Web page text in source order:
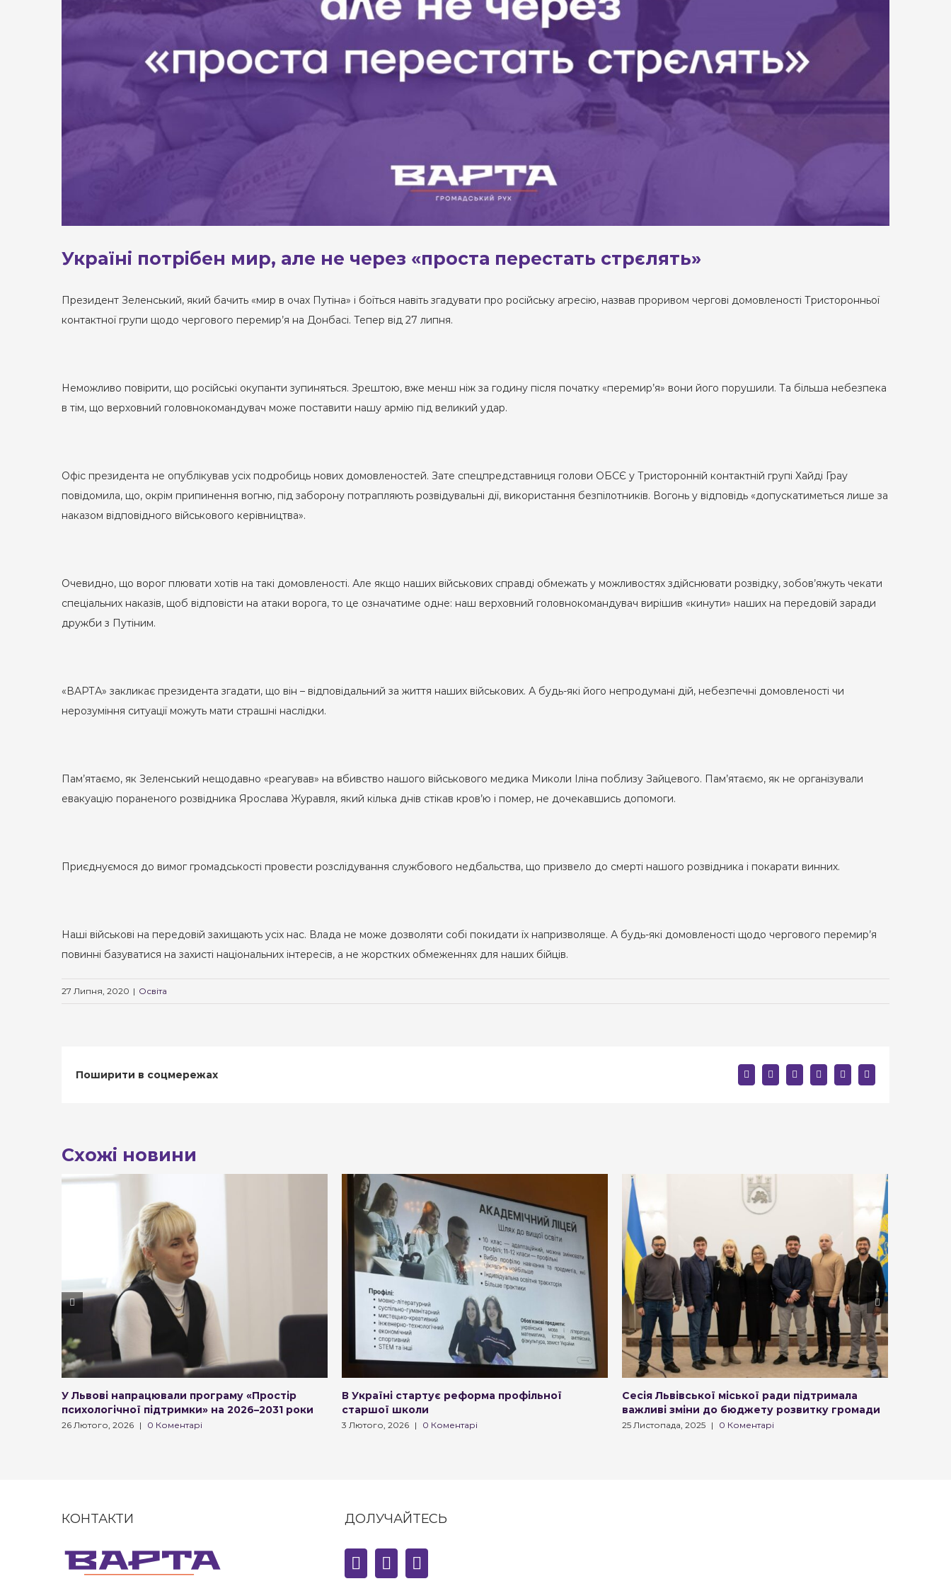
Україні потрібен мир, але не через «проста перестать стрєлять»
Президент Зеленський, який бачить «мир в очах Путіна» і боїться навіть згадувати про російську агресію, назвав проривом чергові домовленості Тристоронньої
контактної групи щодо чергового перемир’я на Донбасі. Тепер від 27 липня.
Неможливо повірити, що російські окупанти зупиняться. Зрештою, вже менш ніж за годину після початку «перемир’я» вони його порушили. Та більша небезпека
в тім, що верховний головнокомандувач може поставити нашу армію під великий удар.
Офіс президента не опублікував усіх подробиць нових домовленостей. Зате спецпредставниця голови ОБСЄ у Тристоронній контактній групі Хайді Грау
повідомила, що, окрім припинення вогню, під заборону потрапляють розвідувальні дії, використання безпілотників. Вогонь у відповідь «допускатиметься лише за
наказом відповідного військового керівництва».
Очевидно, що ворог плювати хотів на такі домовленості. Але якщо наших військових справді обмежать у можливостях здійснювати розвідку, зобов’яжуть чекати
спеціальних наказів, щоб відповісти на атаки ворога, то це означатиме одне: наш верховний головнокомандувач вирішив «кинути» наших на передовій заради
дружби з Путіним.
«ВАРТА» закликає президента згадати, що він – відповідальний за життя наших військових. А будь-які його непродумані дій, небезпечні домовленості чи
нерозуміння ситуації можуть мати страшні наслідки.
Пам’ятаємо, як Зеленський нещодавно «реагував» на вбивство нашого військового медика Миколи Іліна поблизу Зайцевого. Пам’ятаємо, як не організували
евакуацію пораненого розвідника Ярослава Журавля, який кілька днів стікав кров’ю і помер, не дочекавшись допомоги.
Приєднуємося до вимог громадськості провести розслідування службового недбальства, що призвело до смерті нашого розвідника і покарати винних.
Наші військові на передовій захищають усіх нас. Влада не може дозволяти собі покидати їх напризволяще. А будь-які домовленості щодо чергового перемир’я
повинні базуватися на захисті національних інтересів, а не жорстких обмеженнях для наших бійців.
27 Липня, 2020 | Освіта
Поширити в соцмережах facebooktwitter linkedin reddit whatsapp
mail:
Схожі новини
У Львові напрацювали програму «Простір
психологічної підтримки» на 2026–2031 роки
26 Лютого, 2026 | 0 Коментарі
В Україні стартує реформа профільної
старшої школи
3 Лютого, 2026 | 0 Коментарі
Сесія Львівської міської ради підтримала
важливі зміни до бюджету розвитку громади
25 Листопада, 2025 | 0 Коментарі
КОНТАКТИ ДОЛУЧАЙТЕСЬ